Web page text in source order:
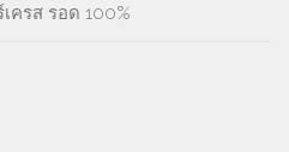
ครส รอด 100%